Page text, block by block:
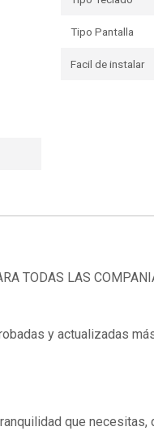
Tipo Pantalla
Facil de instalar
TODAS LAS
y actualizadas
que